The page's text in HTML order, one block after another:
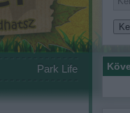
Park Life